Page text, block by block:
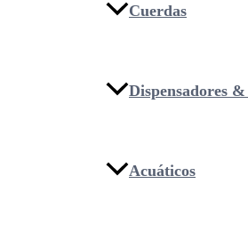
Cuerdas
Dispensadores
Acuáticos